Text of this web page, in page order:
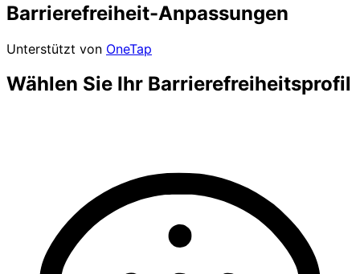
Barrierefreiheit-Anpassungen
Unterstützt von OneTap
Wählen Sie Ihr Barrierefreiheitsprofil